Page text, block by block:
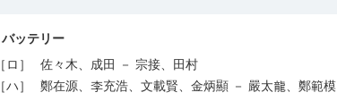
バッテリー
［ロ］
佐々木、成田 － 宗接、田村
［ハ］
鄭在源、李充浩、文載賢、金炳顯 － 嚴太龍、鄭範模